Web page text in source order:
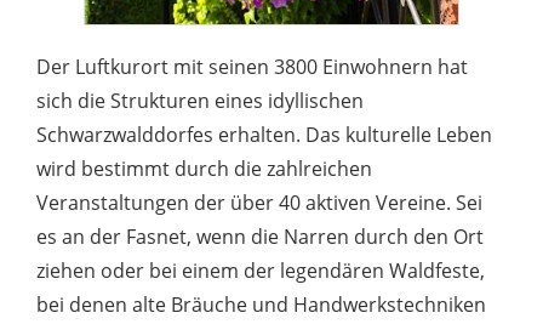
Der Luftkurort mit seinen 3800 Einwohnern hat
sich die Strukturen eines idyllischen
Schwarzwalddorfes erhalten. Das kulturelle Leben
wird bestimmt durch die zahlreichen
Veranstaltungen der über 40 aktiven Vereine. Sei
es an der Fasnet, wenn die Narren durch den Ort
ziehen oder bei einem der legendären Waldfeste,
bei denen alte Bräuche und Handwerkstechniken